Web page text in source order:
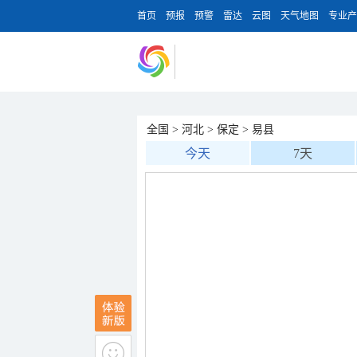
首页 预报 预警 雷达 云图 天气地图 专业
全国 > 河北 > 保定 > 易县
今天 7天